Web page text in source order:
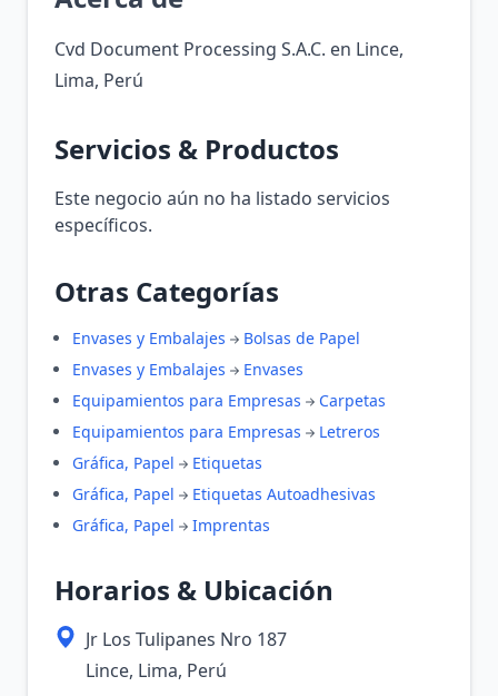
Cvd Document Processing S.A.C. en Lince,
Lima, Perú
Servicios & Productos
Este negocio aún no ha listado servicios
específicos.
Otras Categorías
Envases y Embalajes
Bolsas de Papel
Envases y Embalajes
Envases
Equipamientos para Empresas
Carpetas
Equipamientos para Empresas
Letreros
Gráfica, Papel
Etiquetas
Gráfica, Papel
Etiquetas Autoadhesivas
Gráfica, Papel
Imprentas
Horarios & Ubicación
Jr Los Tulipanes Nro 187
Lince, Lima, Perú